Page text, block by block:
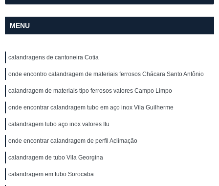
MENU
calandragens de cantoneira Cotia
onde encontro calandragem de materiais ferrosos Chácara Santo Antônio
calandragem de materiais tipo ferrosos valores Campo Limpo
onde encontrar calandragem tubo em aço inox Vila Guilherme
calandragem tubo aço inox valores Itu
onde encontrar calandragem de perfil Aclimação
calandragem de tubo Vila Georgina
calandragem em tubo Sorocaba